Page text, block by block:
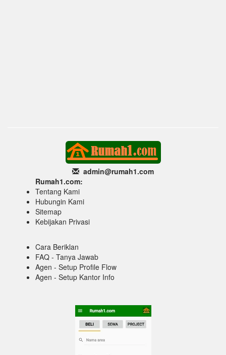
admin@rumah1.com
Rumah1.com:
Tentang Kami
Hubungin Kami
Sitemap
Kebijakan Privasi
Cara Beriklan
FAQ - Tanya Jawab
Agen - Setup Profile Flow
Agen - Setup Kantor Info